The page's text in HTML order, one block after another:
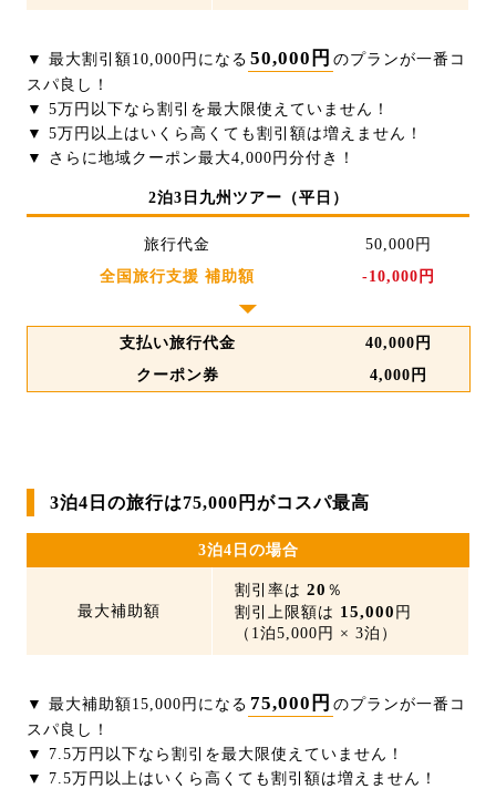
▼ 最大割引額10,000円になる 50,000円 のプランが一番コ
スパ良し！
▼ 5万円以下なら割引を最大限使えていません！
▼ 5万円以上はいくら高くても割引額は増えません！
▼ さらに地域クーポン最大4,000円分付き！
2泊3日九州ツアー（平日）
旅行代金
50,000円
全国旅行支援 補助額
-10,000円
▼
支払い旅行代金
40,000円
クーポン券
4,000円
3泊4日の旅行は75,000円がコスパ最高
3泊4日の場合
最大補助額
割引率は 20 ％
割引上限額は 15,000 円
（1泊5,000円 × 3泊）
▼ 最大補助額15,000円になる 75,000円 のプランが一番コ
スパ良し！
▼ 7.5万円以下なら割引を最大限使えていません！
▼ 7.5万円以上はいくら高くても割引額は増えません！